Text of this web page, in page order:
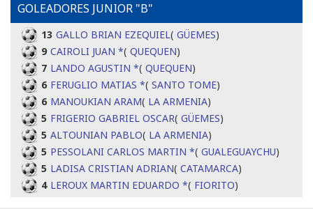
GOLEADORES JUNIOR "B"
13 GALLO BRIAN EZEQUIEL( GÜEMES)
9 CAIROLI JUAN *( QUEQUEN)
7 LANDO AGUSTIN *( QUEQUEN)
6 FERUGLIO MATIAS *( SANTO TOME)
6 MANOUKIAN ARAM( LA ARMENIA)
5 FRIGERIO GABRIEL OSCAR( GÜEMES)
5 ALTOUNIAN PABLO( LA ARMENIA)
5 PESSOLANI CARLOS MARTIN *( GUALEGUAYCHU)
5 LADISA CRISTIAN ADRIAN( CATAMARCA)
4 LEROUX MARTIN EDUARDO *( FIORITO)